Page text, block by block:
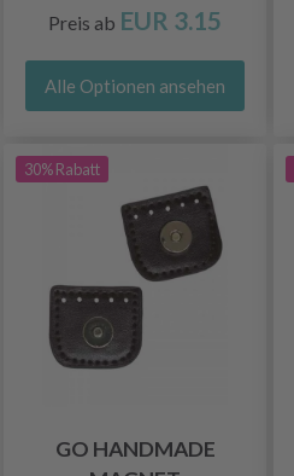
Preis ab EUR 3.15
Alle Optionen ansehen
30% Rabatt
GO HANDMADE